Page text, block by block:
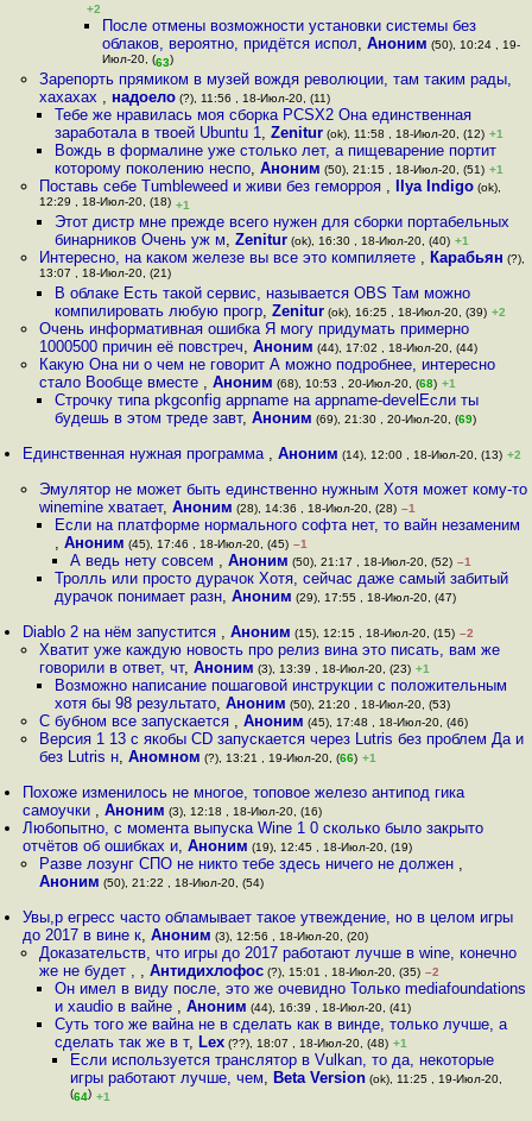
+2
После отмены возможности установки системы без
облаков, вероятно, придётся испол, Аноним (50), 10:24 , 19-
Июл-20, (63)
Зарепорть прямиком в музeй вождя революции, там таким рады,
хахахах , надоело(?), 11:56 , 18-Июл-20, (11)
Тебе же нравилась моя сборка PCSX2 Она единственная
заработала в твоей Ubuntu 1, Zenitur(ok), 11:58 , 18-Июл-20, (12) +1
Вождь в формалине уже столько лет, а пищеварение портит
которому поколению неспо, Аноним (50), 21:15 , 18-Июл-20, (51) +1
Поставь себе Tumbleweed и живи без геморроя , Ilya Indigo(ok),
12:29 , 18-Июл-20, (18) +1
Этот дистр мне прежде всего нужен для сборки портабельных
бинарников Очень уж м, Zenitur(ok), 16:30 , 18-Июл-20, (40) +1
Интересно, на каком железе вы все это компиляете , Карабьян (?),
13:07 , 18-Июл-20, (21)
В облаке Есть такой сервис, называется OBS Там можно
компилировать любую прогр, Zenitur(ok), 16:25 , 18-Июл-20, (39) +2
Очень информативная ошибка Я могу придумать примерно
1000500 причин её повстреч, Аноним (44), 17:02 , 18-Июл-20, (44)
Какую Она ни о чем не говорит А можно подробнее, интересно
стало Вообще вместе , Аноним (68), 10:53 , 20-Июл-20, (68) +1
Строчку типа pkgconfig appname на appname-develЕсли ты
будешь в этом треде завт, Аноним (69), 21:30 , 20-Июл-20, (69)
Единственная нужная программа ,Аноним (14), 12:00 , 18-Июл-20, (13) +2
Эмулятор не может быть единственно нужным Хотя может кому-то
winemine хватает, Аноним (28), 14:36 , 18-Июл-20, (28) –1
Если на платформе нормального софта нет, то вайн незаменим
, Аноним (45), 17:46 , 18-Июл-20, (45) –1
А ведь нету совсем ,Аноним (50), 21:17 , 18-Июл-20, (52) –1
Тролль или просто дурачок Хотя, сейчас даже самый забитый
дурачок понимает разн, Аноним (29), 17:55 , 18-Июл-20, (47)
Diablo 2 на нём запустится ,Аноним (15), 12:15 , 18-Июл-20, (15) –2
Хватит уже каждую новость про релиз вина это писать, вам же
говорили в ответ, чт, Аноним (3), 13:39 , 18-Июл-20, (23) +1
Возможно написание пошаговой инструкции с положительным
хотя бы 98 результато, Аноним (50), 21:20 , 18-Июл-20, (53)
С бубном все запускается , Аноним (45), 17:48 , 18-Июл-20, (46)
Версия 1 13 с якобы CD запускается через Lutris без проблем Да и
без Lutris н, Аномном (?), 13:21 , 19-Июл-20, (66) +1
Похоже изменилось не многое, топовое железо антипод гика
самоучки ,Аноним (3), 12:18 , 18-Июл-20, (16)
Любопытно, с момента выпуска Wine 1 0 сколько было закрыто
отчётов об ошибках и,Аноним (19), 12:45 , 18-Июл-20, (19)
Разве лозунг СПО не никто тебе здесь ничего не должен ,
Аноним (50), 21:22 , 18-Июл-20, (54)
Увы,р егресс часто обламывает такое утвеждение, но в целом игры
до 2017 в вине к,Аноним (3), 12:56 , 18-Июл-20, (20)
Доказательств, что игры до 2017 работают лучше в wine, конечно
же не будет , , Антидихлофос(?), 15:01 , 18-Июл-20, (35) –2
Он имел в виду после, это же очевидно Только mediafoundations
и xaudio в вайне , Аноним (44), 16:39 , 18-Июл-20, (41)
Суть того же вайна не в сделать как в винде, только лучше, а
сделать так же в т, Lex(??), 18:07 , 18-Июл-20, (48) +1
Если используется транслятор в Vulkan, то да, некоторые
игры работают лучше, чем, Beta Version (ok), 11:25 , 19-Июл-20,
(64) +1